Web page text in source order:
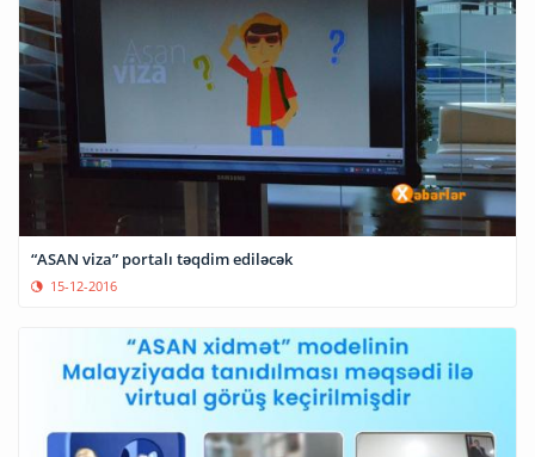
“ASAN viza” portalı təqdim ediləcək
15-12-2016